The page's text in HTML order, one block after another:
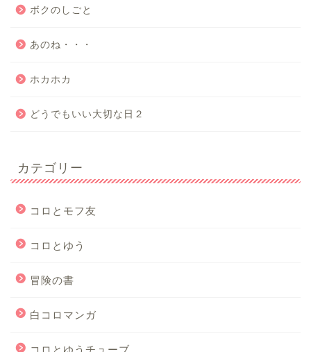
ボクのしごと
あのね・・・
ホカホカ
どうでもいい大切な日２
カテゴリー
コロとモフ友
コロとゆう
冒険の書
白コロマンガ